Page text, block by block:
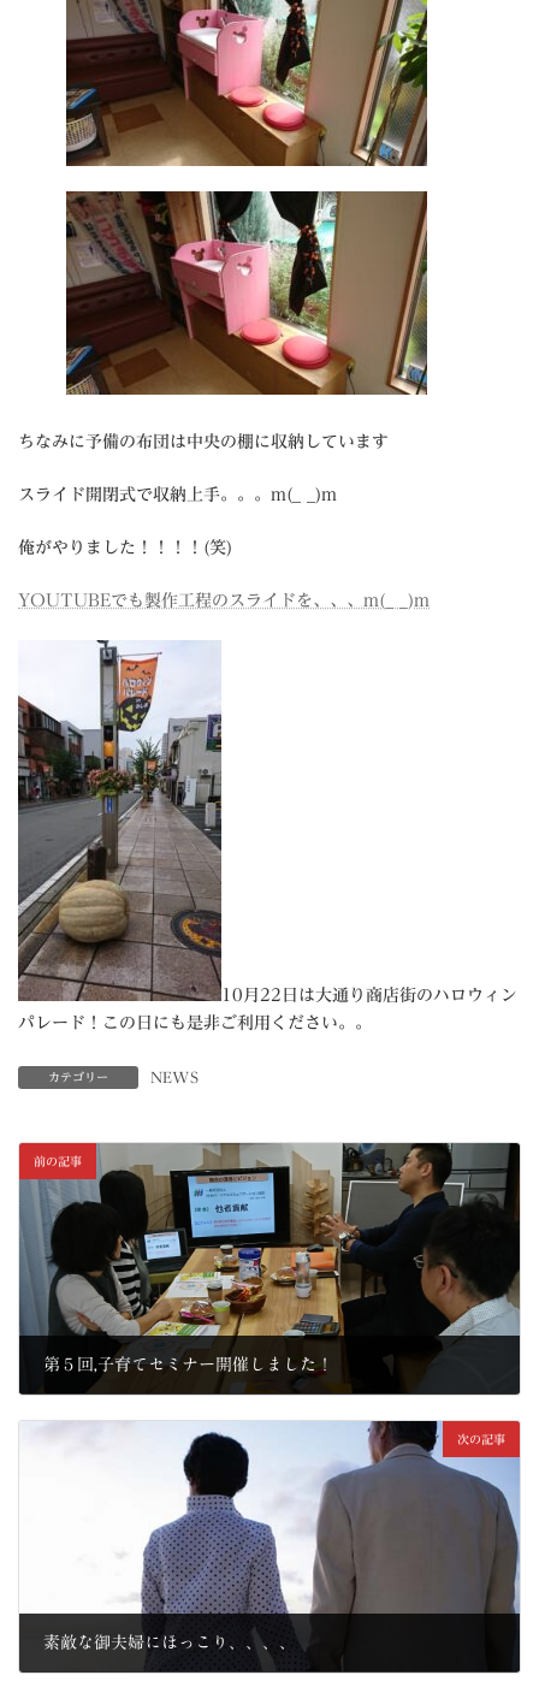
ちなみに予備の布団は中央の棚に収納しています
スライド開閉式で収納上手。。。m(_ _)m
俺がやりました！！！！(笑)
YOUTUBEでも製作工程のスライドを、、、m(_ _)m
10月22日は大通り商店街のハロウィン
パレード！この日にも是非ご利用ください。。
カテゴリー NEWS
前の記事
第５回,子育てセミナー開催しました！
次の記事
素敵な御夫婦にほっこり、、、、